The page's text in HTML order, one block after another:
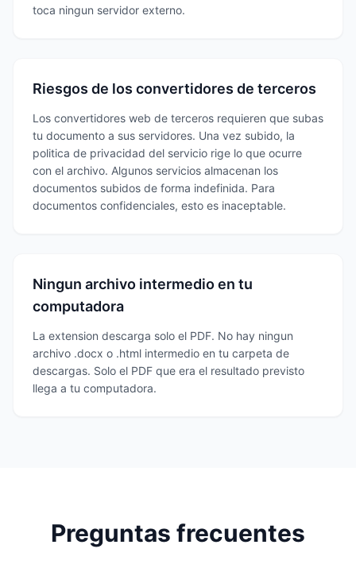
toca ningun servidor externo.
Riesgos de los convertidores de terceros
Los convertidores web de terceros requieren que subas
tu documento a sus servidores. Una vez subido, la
politica de privacidad del servicio rige lo que ocurre
con el archivo. Algunos servicios almacenan los
documentos subidos de forma indefinida. Para
documentos confidenciales, esto es inaceptable.
Ningun archivo intermedio en tu
computadora
La extension descarga solo el PDF. No hay ningun
archivo .docx o .html intermedio en tu carpeta de
descargas. Solo el PDF que era el resultado previsto
llega a tu computadora.
Preguntas frecuentes